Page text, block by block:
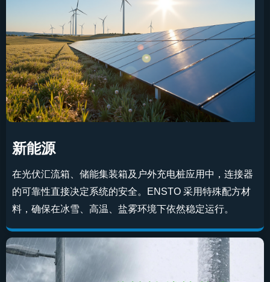
新能源
在光伏汇流箱、储能集装箱及户外充电桩应用中，连接器
的可靠性直接决定系统的安全。ENSTO 采用特殊配方材
料，确保在冰雪、高温、盐雾环境下依然稳定运行。